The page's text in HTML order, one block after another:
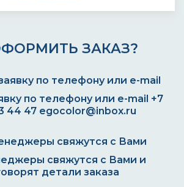
ЗАКАЗ?
по телефону или e-mail +7
44 47 egocolor@inbox.ru
свяжутся с Вами и
детали заказа